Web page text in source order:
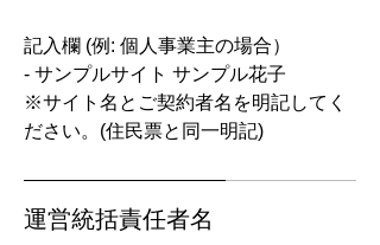
記入欄 (例: 個人事業主の場合）
- サンプルサイト サンプル花子
※サイト名とご契約者名を明記してく
ださい。(住民票と同一明記)
運営統括責任者名